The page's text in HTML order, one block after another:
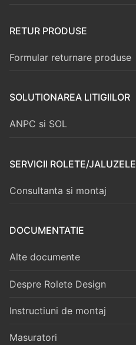
RETUR PRODUSE
Formular returnare produse
SOLUTIONAREA LITIGIILOR
ANPC si SOL
SERVICII ROLETE/JALUZELE
Consultanta si montaj
DOCUMENTATIE
Alte documente
Despre Rolete Design
Instructiuni de montaj
Masuratori